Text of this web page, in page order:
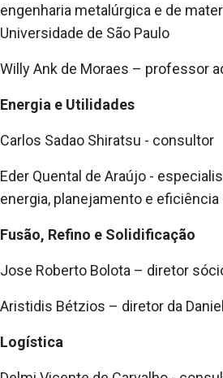
engenharia metalúrgica e de
Universidade de São Paulo
Willy Ank de Moraes – professor
Energia e Utilidades
Carlos Sadao Shiratsu - consultor
Eder Quental de Araújo -
energia, planejamento e eficiência
Fusão, Refino e Solidificação
Jose Roberto Bolota – diretor
Aristidis Bétzios – diretor da
Logística